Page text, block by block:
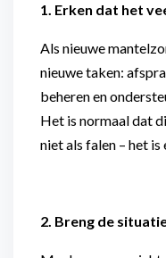
1. Erken dat het
Als nieuwe
nieuwe taken:
beheren en
Het is normaal dat
niet als falen – het is
2. Breng de